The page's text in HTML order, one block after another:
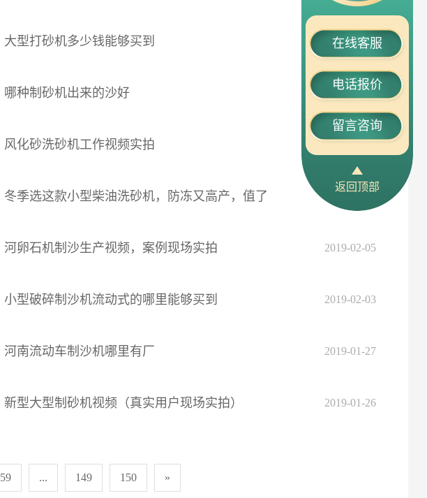
2019-02-12
大型打砂机多少钱能够买到
2019-02-11
哪种制砂机出来的沙好
风化砂洗砂机工作视频实拍
2019-02-06
冬季选这款小型柴油洗砂机，防冻又高产，值了
2019-02-05
河卵石机制沙生产视频，案例现场实拍
2019-02-03
小型破碎制沙机流动式的哪里能够买到
2019-01-27
河南流动车制沙机哪里有厂
2019-01-26
新型大型制砂机视频（真实用户现场实拍）
59 ... 149 150 »
在线客服
电话报价
留言咨询
返回顶部